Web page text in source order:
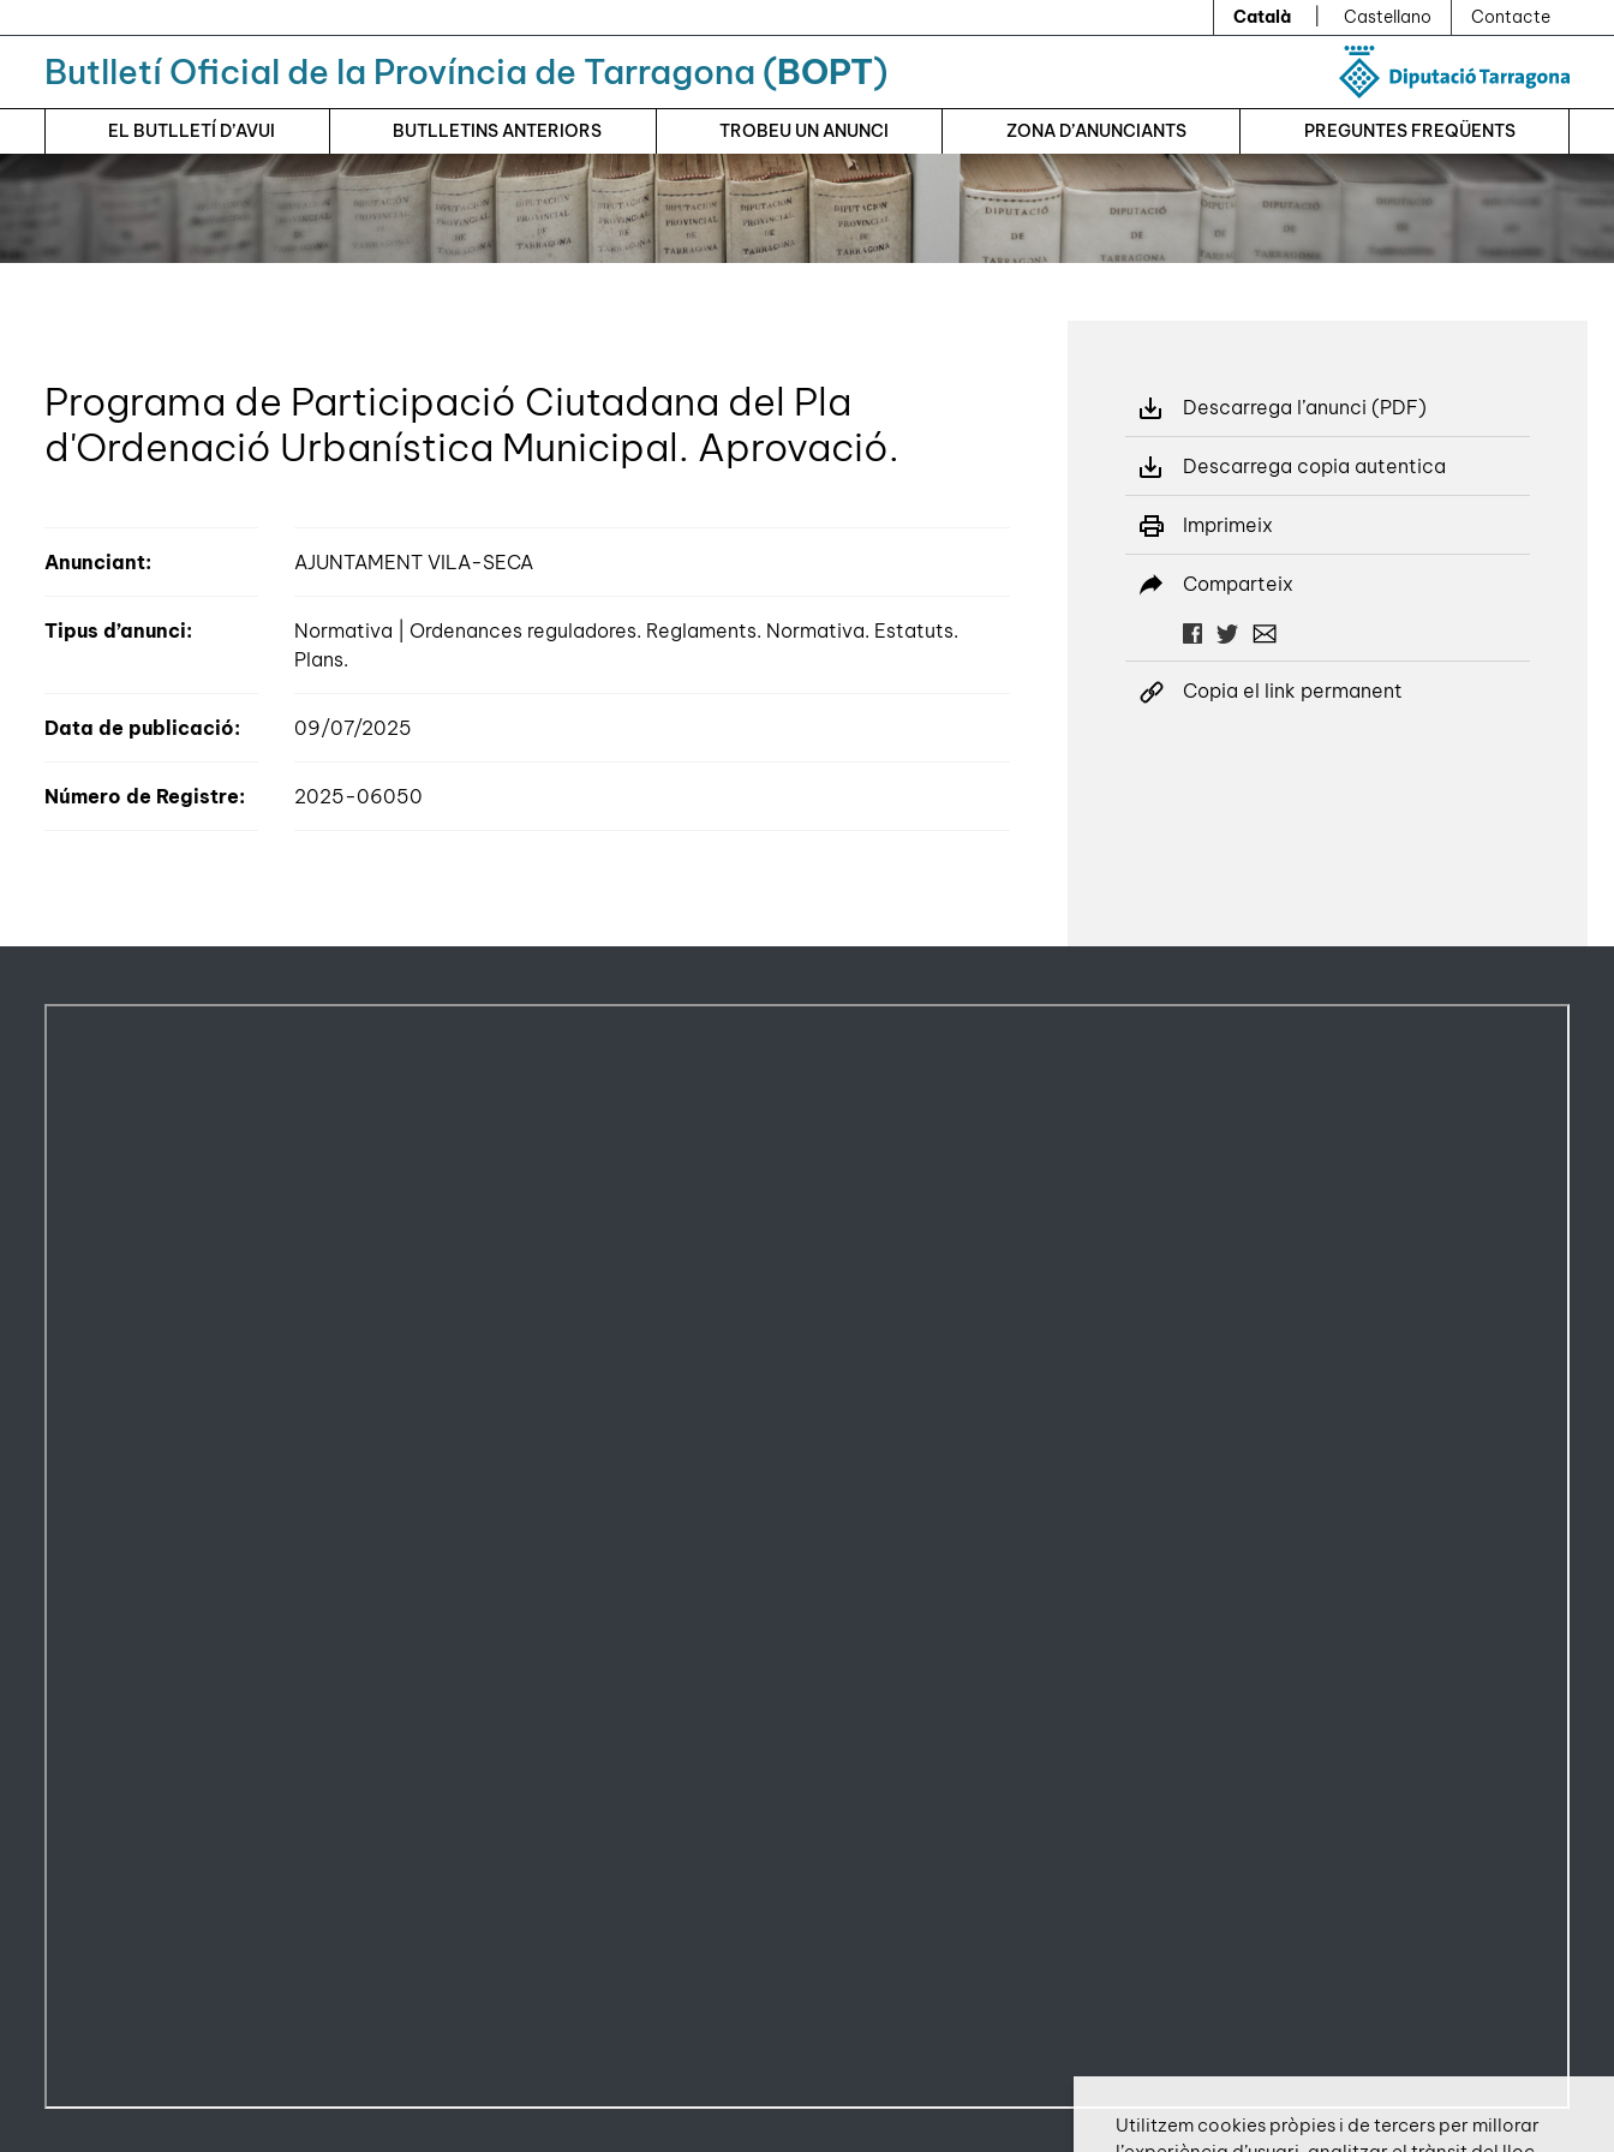
Català Castellano Contacte
Butlletí Oficial de la Província de Tarragona (BOPT)
EL BUTLLETÍ D’AVUI BUTLLETINS ANTERIORS TROBEU UN ANUNCI ZONA D’ANUNCIANTS PREGUNTES FREQÜENTS
Programa de Participació Ciutadana del Pla
d'Ordenació Urbanística Municipal. Aprovació.
Anunciant: AJUNTAMENT VILA-SECA
Tipus d’anunci:
Normativa | Ordenances reguladores. Reglaments. Normativa. Estatuts.
Plans.
Data de publicació: 09/07/2025
Número de Registre: 2025-06050
Descarrega l’anunci (PDF)
Descarrega copia autentica
Imprimeix
Comparteix
Copia el link permanent
Utilitzem cookies pròpies i de tercers per millorar